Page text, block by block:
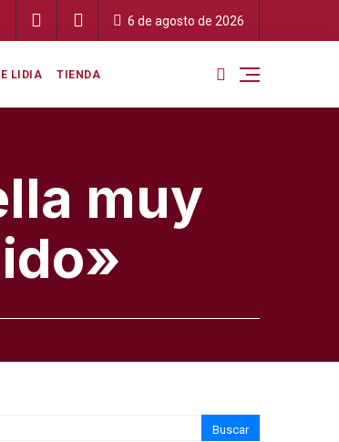
6 de agosto de 2026
LIDIA TIENDA
muy
Buscar